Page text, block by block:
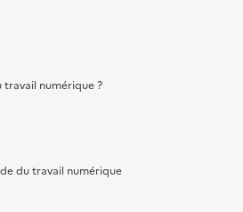
travail numérique ?
du travail numérique